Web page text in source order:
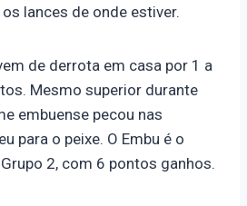
lances de onde estiver.
de derrota em casa por 1 a
Mesmo superior durante
embuense pecou nas
para o peixe. O Embu é o
2, com 6 pontos ganhos.